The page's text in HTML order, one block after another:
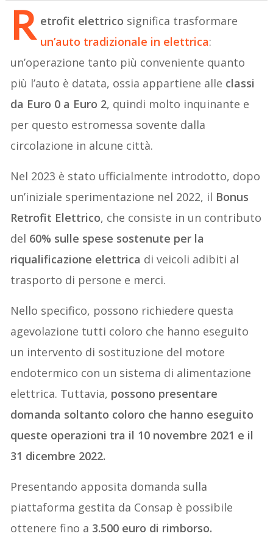
R etrofit elettrico significa trasformare
un’auto tradizionale in elettrica:
un’operazione tanto più conveniente quanto
più l’auto è datata, ossia appartiene alle classi
da Euro 0 a Euro 2, quindi molto inquinante e
per questo estromessa sovente dalla
circolazione in alcune città.
Nel 2023 è stato ufficialmente introdotto, dopo
un’iniziale sperimentazione nel 2022, il Bonus
Retrofit Elettrico, che consiste in un contributo
del 60% sulle spese sostenute per la
riqualificazione elettrica di veicoli adibiti al
trasporto di persone e merci.
Nello specifico, possono richiedere questa
agevolazione tutti coloro che hanno eseguito
un intervento di sostituzione del motore
endotermico con un sistema di alimentazione
elettrica. Tuttavia, possono presentare
domanda soltanto coloro che hanno eseguito
queste operazioni tra il 10 novembre 2021 e il
31 dicembre 2022.
Presentando apposita domanda sulla
piattaforma gestita da Consap è possibile
ottenere fino a 3.500 euro di rimborso.